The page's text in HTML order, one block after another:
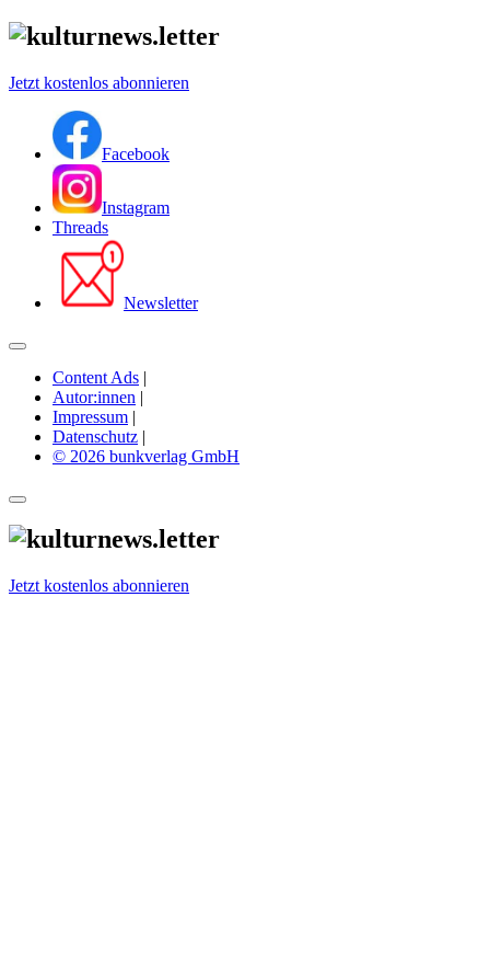
Jetzt kostenlos abonnieren
Facebook
Instagram
Threads
Newsletter
Content Ads |
Autor:innen |
Impressum |
Datenschutz |
© 2026 bunkverlag GmbH
Jetzt kostenlos abonnieren